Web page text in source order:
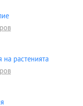
растенията